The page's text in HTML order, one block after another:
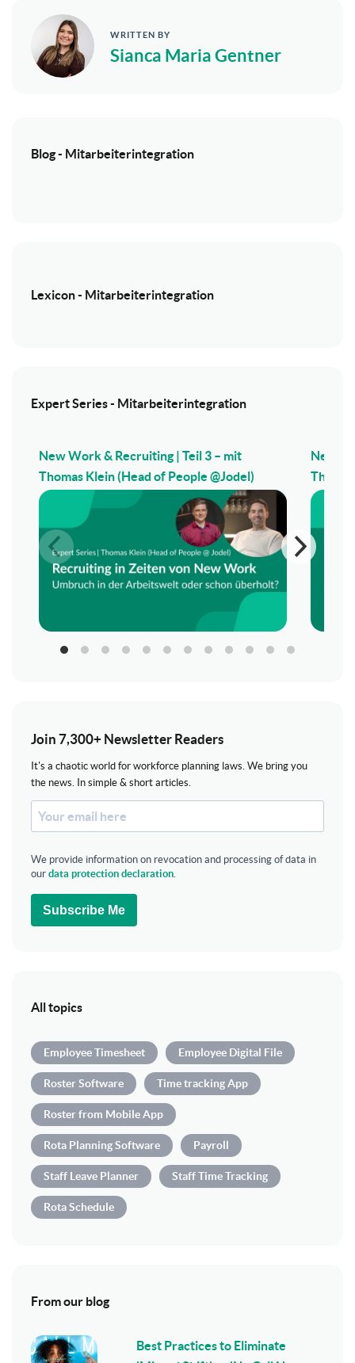
WRITTEN BY
Sianca Maria Gentner
Blog - Mitarbeiterintegration
Lexicon - Mitarbeiterintegration
Expert Series - Mitarbeiterintegration
New Work & Recruiting | Teil 3 – mit
Thomas Klein (Head of People @Jodel)
New
Join 7,300+ Newsletter Readers
It's a chaotic world for workforce planning laws. We bring you
the news. In simple & short articles.
We provide information on revocation and processing of data in
our data protection declaration.
Subscribe Me
All topics
Employee Timesheet Employee Digital File
Roster Software Time tracking App
Roster from Mobile App
Rota Planning Software Payroll
Staff Leave Planner Staff Time Tracking
Rota Schedule
From our blog
Best Practices to Eliminate